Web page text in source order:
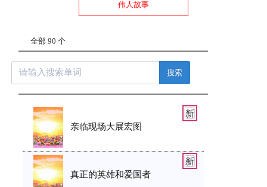
伟人故事
全部 90 个
搜索
亲临现场大展宏图
新
真正的英雄和爱国者
新